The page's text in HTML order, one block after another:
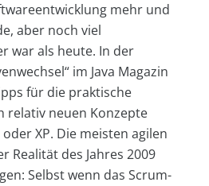
mehr und
aber noch viel
war als heute. In der
im Java Magazin
für die praktische
relativ neuen Konzepte
XP. Die meisten agilen
Realität des Jahres 2009
Selbst wenn das Scrum-